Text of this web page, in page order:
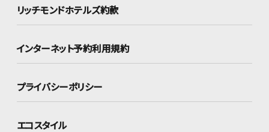
リッチモンドホテルズ約款
インターネット予約利用規約
プライバシーポリシー
エコスタイル